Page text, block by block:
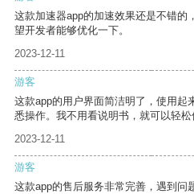
这款加速器app的加速效果还是不错的
望开发者能够优化一下。
2023-12-11
游客
这款app的用户界面简洁明了，使用起
悉操作。我不用看说明书，就可以轻松
2023-12-11
游客
这款app的售后服务非常完善，遇到问